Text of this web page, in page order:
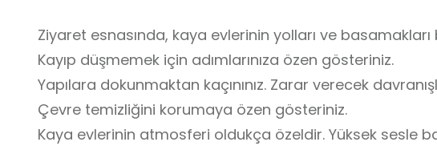
Ziyaret esnasında, kaya evlerinin yolları ve
Kayıp düşmemek için adımlarınıza özen gösteriniz.
Yapılara dokunmaktan kaçınınız. Zarar verecek
Çevre temizliğini korumaya özen gösteriniz.
Kaya evlerinin atmosferi oldukça özeldir. Yüksek sesle